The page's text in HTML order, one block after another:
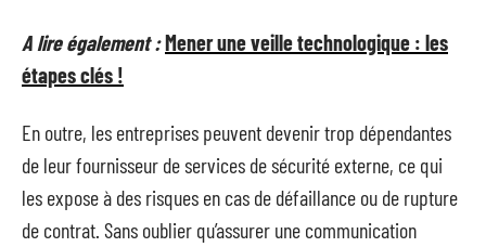
A lire également :Mener une veille technologique : les
étapes clés !
En outre, les entreprises peuvent devenir trop dépendantes
de leur fournisseur de services de sécurité externe, ce qui
les expose à des risques en cas de défaillance ou de rupture
de contrat. Sans oublier qu’assurer une communication